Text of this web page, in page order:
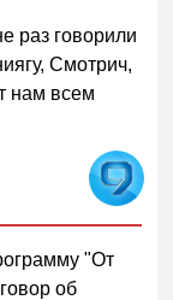
раз говорили
Смотрич,
нам всем
"От
об